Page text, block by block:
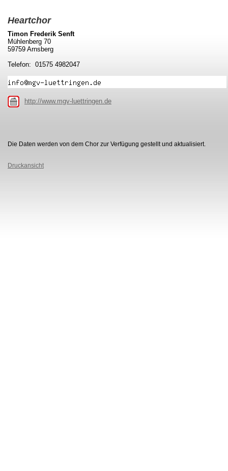
Heartchor
Timon Frederik Senft
Mühlenberg 70
59759 Arnsberg
Telefon: 01575 4982047
http://www.mgv-luettringen.de
Die Daten werden von dem Chor zur Verfügung gestellt und aktualisiert.
Druckansicht